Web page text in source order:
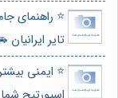
⭐️ راهنمای
تایر ایرانیان
⭐️ ایمنی